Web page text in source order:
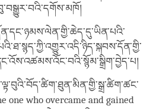
one who overcame and gained